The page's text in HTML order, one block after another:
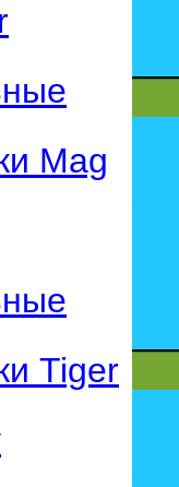
Mag
Tiger